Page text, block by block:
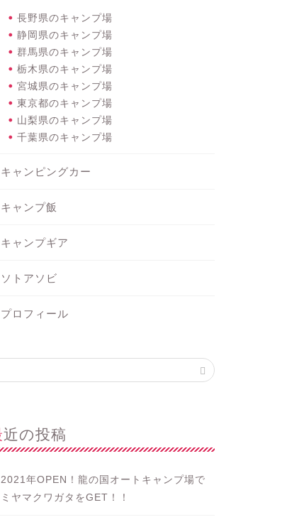
長野県のキャンプ場
静岡県のキャンプ場
群馬県のキャンプ場
栃木県のキャンプ場
宮城県のキャンプ場
東京都のキャンプ場
山梨県のキャンプ場
千葉県のキャンプ場
キャンピングカー
キャンプ飯
キャンプギア
ソトアソビ
プロフィール
最近の投稿
2021年OPEN！龍の国オートキャンプ場で
ミヤマクワガタをGET！！